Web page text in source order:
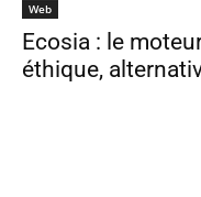
Web
Ecosia : le
éthique,